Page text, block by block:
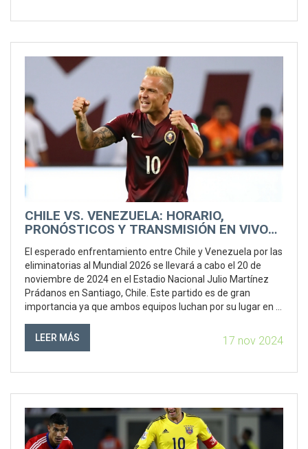
CHILE VS. VENEZUELA: HORARIO,
PRONÓSTICOS Y TRANSMISIÓN EN VIVO
El esperado enfrentamiento entre Chile y Venezuela por las
eliminatorias al Mundial 2026 se llevará a cabo el 20 de
noviembre de 2024 en el Estadio Nacional Julio Martínez
Prádanos en Santiago, Chile. Este partido es de gran
importancia ya que ambos equipos luchan por su lugar en el
puntos, pero Chile está determinado a cambiar su suerte.
LEER MÁS 17 nov 2024